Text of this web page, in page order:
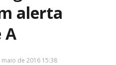
alerta
A
maio de 2016 15:38